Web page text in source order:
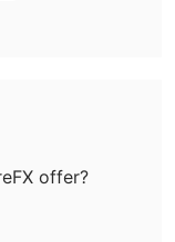
ฟอร์ม สิ่งนี้อาจดึงดูด
ยังไม่พร้อมที่จะฝาก
เหล่านี้:
Regulated
This raises
of the
details on the
in my view,
offer?